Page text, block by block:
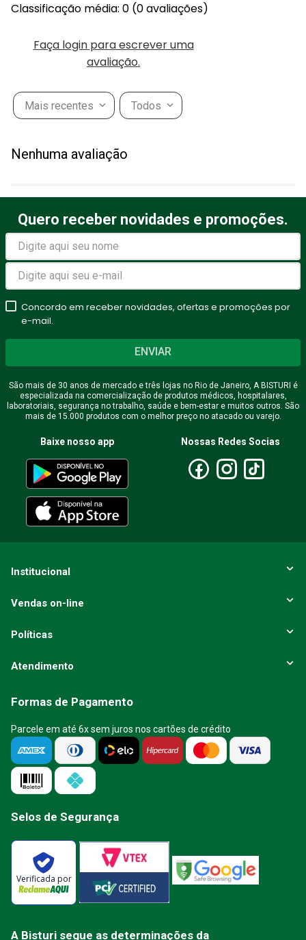
Classificação média: 0 (0 avaliações)
Faça login para escrever uma
avaliação.
Mais recentes Todos
Nenhuma avaliação
Quero receber novidades e promoções.
Concordo em receber novidades, ofertas e promoções por
e-mail.
ENVIAR
São mais de 30 anos de mercado e três lojas no Rio de Janeiro, A BISTURI é
especializada na comercialização de produtos médicos, hospitalares,
laboratoriais, segurança no trabalho, saúde e bem-estar e muitos outros. São
mais de 15.000 produtos com o melhor preço no atacado ou varejo.
Baixe nosso app Nossas Redes Socias
Institucional
Vendas on-line
Políticas
Atendimento
Formas de Pagamento
Parcele em até 6x sem juros nos cartões de crédito
Selos de Segurança
Verificada por
A Bisturi segue as determinações da